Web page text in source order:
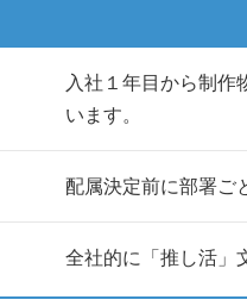
入社１年目から制作
います。
配属決定前に部署ご
全社的に「推し活」